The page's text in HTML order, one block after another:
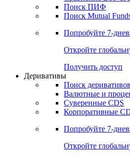
Получить доступ
ETF & Funds
Сравнение ETF &
Поиск Mutual
Попробуйте7-
Откройте
Получить доступ
Деривативы
Валютные и
Корпоративные